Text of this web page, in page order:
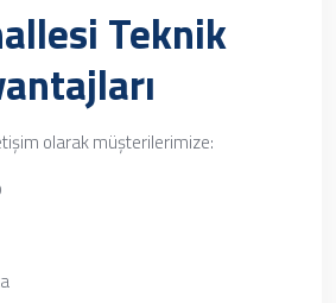
Teknik
olarak müşterilerimize: